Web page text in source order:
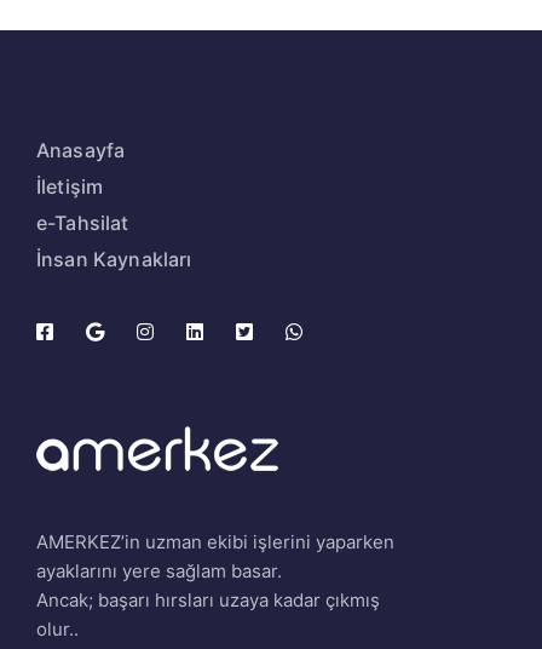
Anasayfa
İletişim
e-Tahsilat
İnsan Kaynakları
AMERKEZ’in uzman ekibi işlerini yaparken
ayaklarını yere sağlam basar.
Ancak; başarı hırsları uzaya kadar çıkmış
olur..